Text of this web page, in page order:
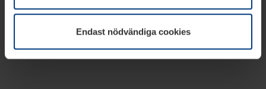
vår webbplats.
Endast nödvändiga cookies